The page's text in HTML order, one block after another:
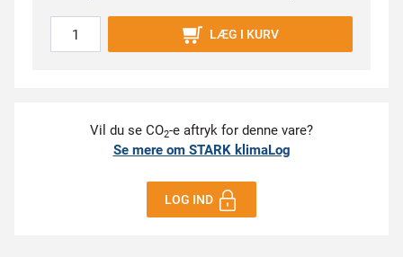
LÆG I KURV
Vil du se CO2-e aftryk for denne vare?
Se mere om STARK klimaLog
LOG IND